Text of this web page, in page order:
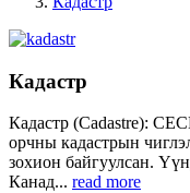
Кадастр
Кадастр (Cadastre):
орчны кадастрын
зохион байгуулсан.
Канад... read more